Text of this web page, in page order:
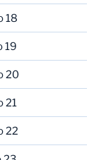
18
19
20
21
22